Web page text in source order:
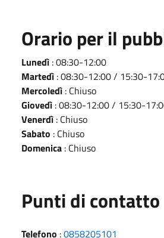
Orario per il
Lunedì : 08:30-12:00
Martedì : 08:30-12:00 / 15:30-
Mercoledì : Chiuso
Giovedì : 08:30-12:00 / 15:30-
Venerdì : Chiuso
Sabato : Chiuso
Domenica : Chiuso
Punti di contatto
Telefono :0858205101